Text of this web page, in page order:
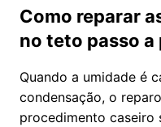
Como reparar
no teto passo a
Quando a umidade é
condensação, o
procedimento caseiro